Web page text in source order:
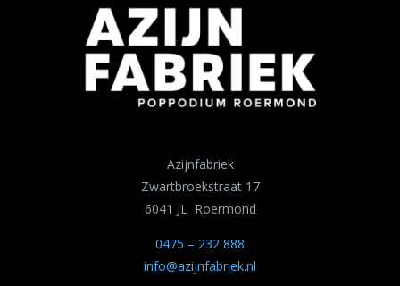
Azijnfabriek
Zwartbroekstraat 17
6041 JL Roermond
0475 – 232 888
info@azijnfabriek.nl